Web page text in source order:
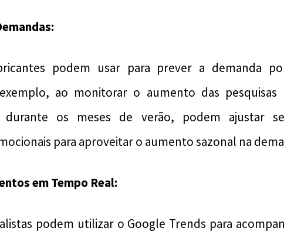
podem usar para prever a demanda
ao monitorar o aumento das pesquisas
durante os meses de verão, podem ajustar
para aproveitar o aumento sazonal na
em Tempo Real:
podem utilizar o Google Trends para